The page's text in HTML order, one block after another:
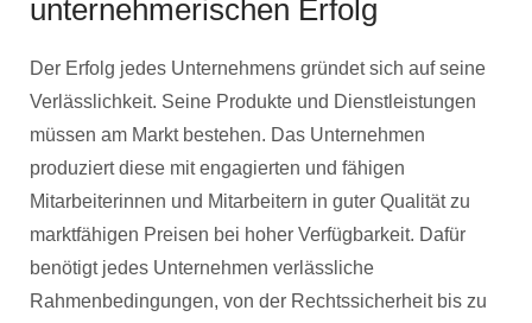
unternehmerischen Erfolg
Der Erfolg jedes Unternehmens gründet sich auf seine
Verlässlichkeit. Seine Produkte und Dienstleistungen
müssen am Markt bestehen. Das Unternehmen
produziert diese mit engagierten und fähigen
Mitarbeiterinnen und Mitarbeitern in guter Qualität zu
marktfähigen Preisen bei hoher Verfügbarkeit. Dafür
benötigt jedes Unternehmen verlässliche
Rahmenbedingungen, von der Rechtssicherheit bis zu